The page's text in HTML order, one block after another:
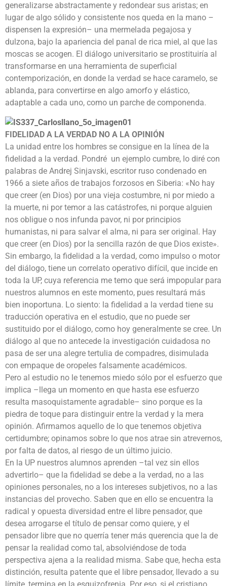
generalizarse abstractamente y redondear sus aristas; en
lugar de algo sólido y consistente nos queda en la mano –
dispensen la expresión– una mermelada pegajosa y
dulzona, bajo la apariencia del panal de rica miel, al que las
moscas se acogen. El diálogo universitario se prostituiría al
transformarse en una herramienta de superficial
contemporización, en donde la verdad se hace caramelo, se
ablanda, para convertirse en algo amorfo y elástico,
adaptable a cada uno, como un parche de componenda.
FIDELIDAD A LA VERDAD NO A LA OPINIÓN
La unidad entre los hombres se consigue en la línea de la
fidelidad a la verdad. Pondré un ejemplo cumbre, lo diré con
palabras de Andrej Sinjavski, escritor ruso condenado en
1966 a siete años de trabajos forzosos en Siberia: «No hay
que creer (en Dios) por una vieja costumbre, ni por miedo a
la muerte, ni por temor a las catástrofes, ni porque alguien
nos obligue o nos infunda pavor, ni por principios
humanistas, ni para salvar el alma, ni para ser original. Hay
que creer (en Dios) por la sencilla razón de que Dios existe».
Sin embargo, la fidelidad a la verdad, como impulso o motor
del diálogo, tiene un correlato operativo difícil, que incide en
toda la UP, cuya referencia me temo que será impopular para
nuestros alumnos en este momento, pues resultará más
bien inoportuna. Lo siento: la fidelidad a la verdad tiene su
traducción operativa en el estudio, que no puede ser
sustituido por el diálogo, como hoy generalmente se cree. Un
diálogo al que no antecede la investigación cuidadosa no
pasa de ser una alegre tertulia de compadres, disimulada
con empaque de oropeles falsamente académicos.
Pero al estudio no le tenemos miedo sólo por el esfuerzo que
implica –llega un momento en que hasta ese esfuerzo
resulta masoquistamente agradable– sino porque es la
piedra de toque para distinguir entre la verdad y la mera
opinión. Afirmamos aquello de lo que tenemos objetiva
certidumbre; opinamos sobre lo que nos atrae sin atrevernos,
por falta de datos, al riesgo de un último juicio.
En la UP nuestros alumnos aprenden –tal vez sin ellos
advertirlo– que la fidelidad se debe a la verdad, no a las
opiniones personales, no a los intereses subjetivos, no a las
instancias del provecho. Saben que en ello se encuentra la
radical y opuesta diversidad entre el libre pensador, que
desea arrogarse el título de pensar como quiere, y el
pensador libre que no querría tener más querencia que la de
pensar la realidad como tal, absolviéndose de toda
perspectiva ajena a la realidad misma. Sabe que, hecha esta
distinción, resulta patente que el libre pensador, llevado a su
límite, termina en la esquizofrenia. Por eso, si el cristiano